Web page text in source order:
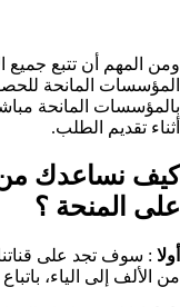
ومن المهم أن تتبع جميع
المؤسسات المانحة
بالمؤسسات المانحة
أثناء تقديم الطلب.
كيف نساعدك
على المنحة ؟​
أولا : سوف تجد على
من الألف إلى الياء،